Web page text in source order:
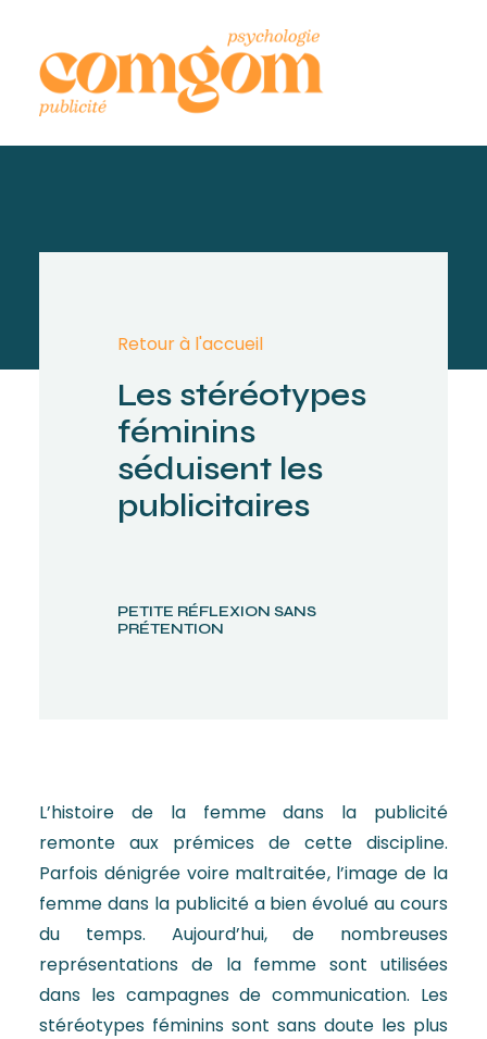
PETITE RÉFLEXION SANS
PRÉTENTION
Retour à l'accueil
Les stéréotypes
féminins
séduisent les
publicitaires
L’histoire de la femme dans la publicité
remonte aux prémices de cette discipline.
Parfois dénigrée voire maltraitée, l’image de la
femme dans la publicité a bien évolué au cours
du temps. Aujourd’hui, de nombreuses
représentations de la femme sont utilisées
dans les campagnes de communication. Les
stéréotypes féminins sont sans doute les plus